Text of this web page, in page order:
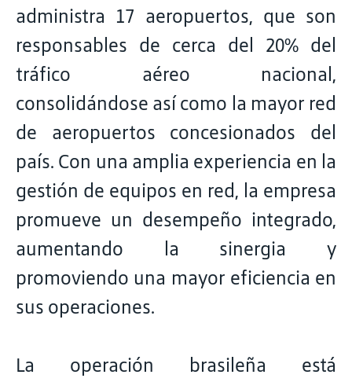
administra 17 aeropuertos, que son
responsables de cerca del 20% del
tráfico aéreo nacional,
consolidándose así como la mayor red
de aeropuertos concesionados del
país. Con una amplia experiencia en la
gestión de equipos en red, la empresa
promueve un desempeño integrado,
aumentando la sinergia y
promoviendo una mayor eficiencia en
sus operaciones.
La operación brasileña está